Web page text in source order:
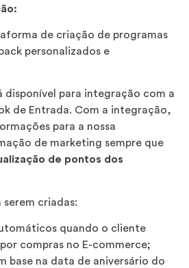
de criação de programas
personalizados e
disponível para integração com a
de Entrada. Com a integração,
para a nossa
de marketing sempre que
de pontos dos
serem criadas:
quando o cliente
compras no E-commerce;
base na data de aniversário do